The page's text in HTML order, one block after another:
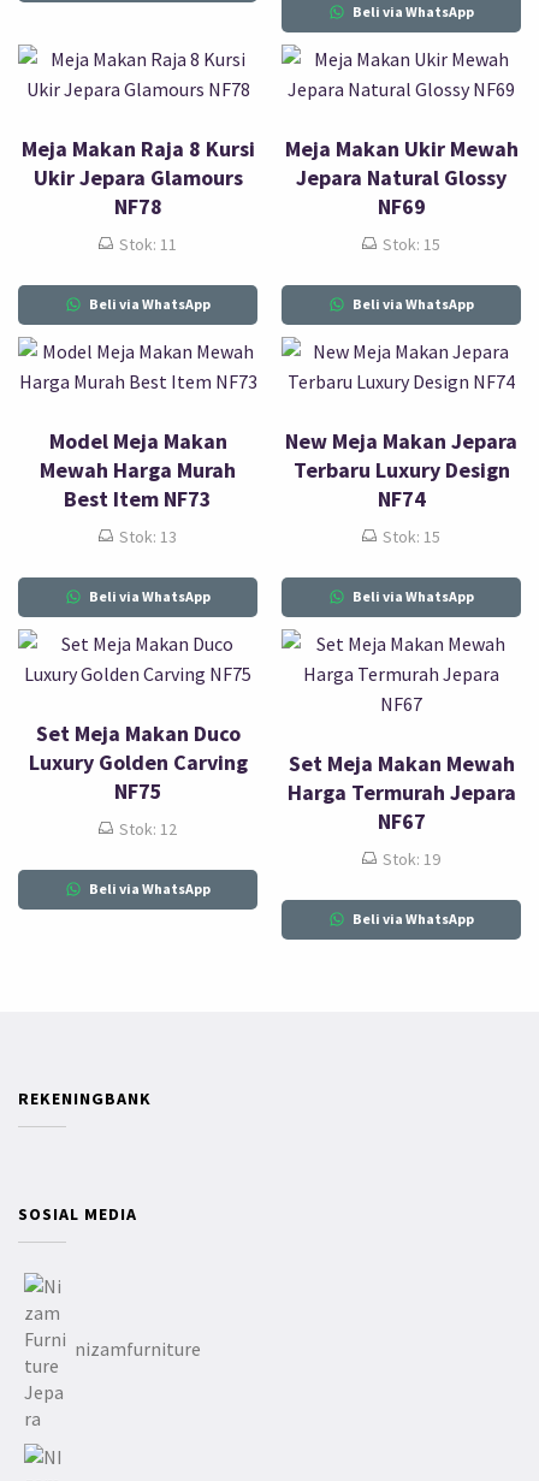
Beli via WhatsApp
Meja Makan Raja 8 Kursi
Ukir Jepara Glamours
NF78
Stok: 11
Beli via WhatsApp
Meja Makan Ukir Mewah
Jepara Natural Glossy
NF69
Stok: 15
Beli via WhatsApp
Model Meja Makan
Mewah Harga Murah
Best Item NF73
Stok: 13
Beli via WhatsApp
New Meja Makan Jepara
Terbaru Luxury Design
NF74
Stok: 15
Beli via WhatsApp
Set Meja Makan Duco
Luxury Golden Carving
NF75
Stok: 12
Beli via WhatsApp
Set Meja Makan Mewah
Harga Termurah Jepara
NF67
Stok: 19
Beli via WhatsApp
REKENINGBANK
SOSIAL MEDIA
nizamfurniture